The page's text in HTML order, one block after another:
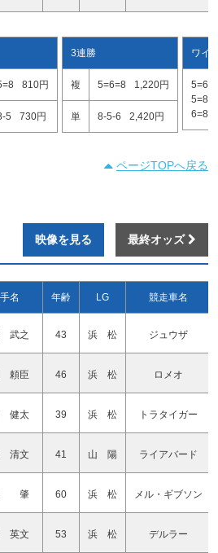
810円
5 730円
3連勝
複 5=6=8 1,220円
単 8-5-6 2,420円
ワイ
5=6
5=8
6=8
ページTOPへ戻る
映像を見る 最終オッズ
名 年齢 LG 競走車名
武之 43 浜 松 ジュウザ
頼臣 46 浜 松 ロメオ
健太 39 浜 松 トラタイガー
清文 41 山 陽 ライアバード
肇 60 浜 松 メル・ギブソン
英文 53 浜 松 デルラー